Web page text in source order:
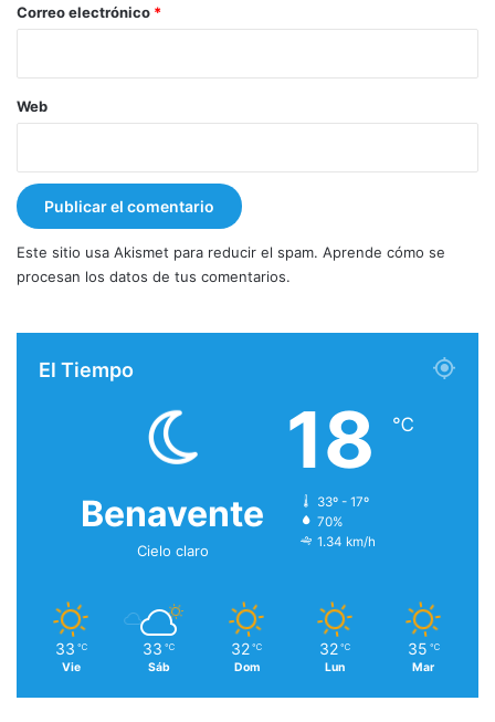
*
Correo electrónico *
Web
Este sitio usa Akismet para reducir el spam. Aprende cómo se
procesan los datos de tus comentarios.
El Tiempo
Benavente
Cielo claro
18 ℃
33º - 17º
70%
1.34 km/h
33 ℃
Vie
33 ℃
Sáb
32 ℃
Dom
32 ℃
Lun
35 ℃
Mar